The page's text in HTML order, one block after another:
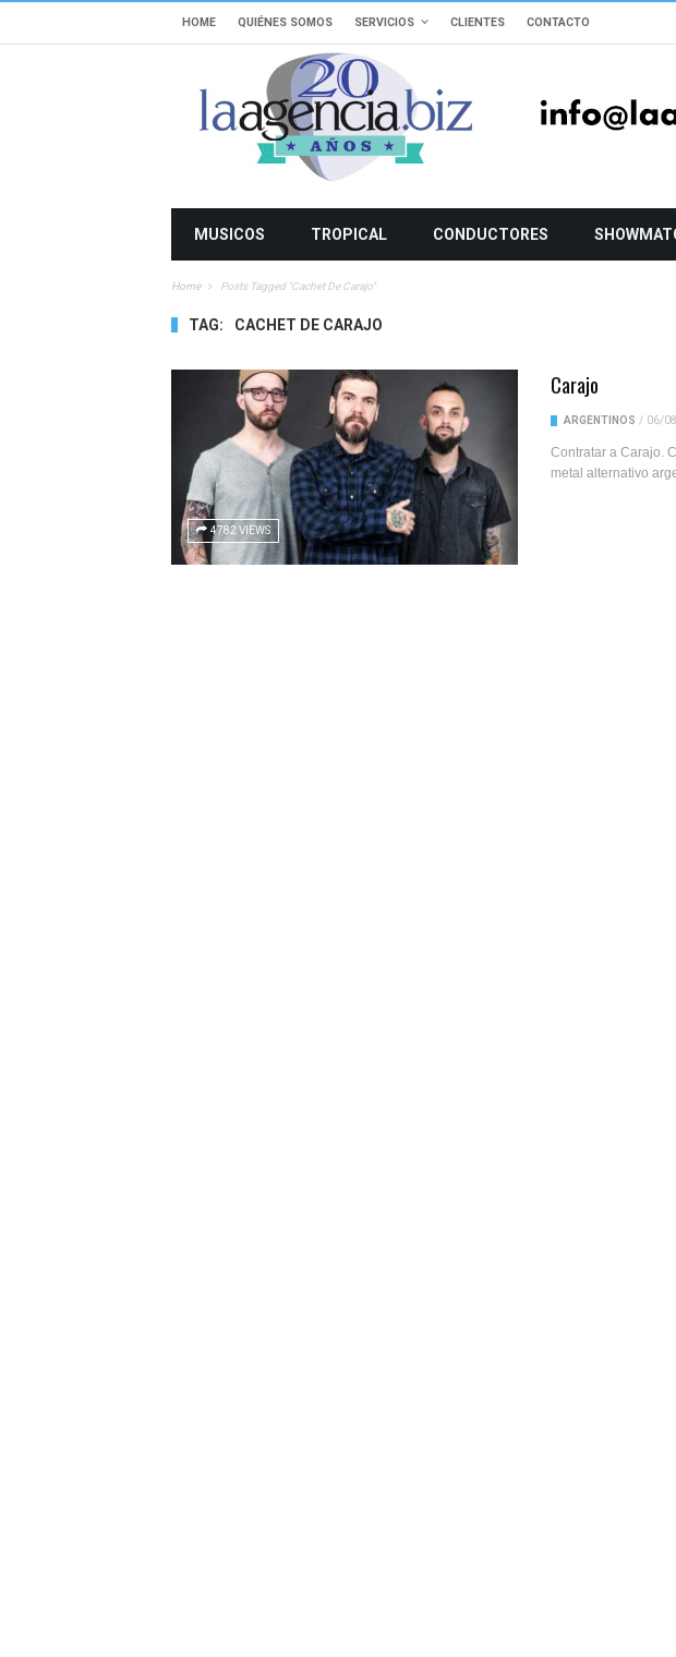
HOME QUIÉNES SOMOS SERVICIOS CLIENTES CONTACTO
MUSICOS TROPICAL CONDUCTORES
Home Posts Tagged "cachet De Carajo"
TAG: CACHET DE CARAJO
4782 VIEWS
Carajo
ARGENTINOS / 06/
Contratar a Carajo.
metal alternativo